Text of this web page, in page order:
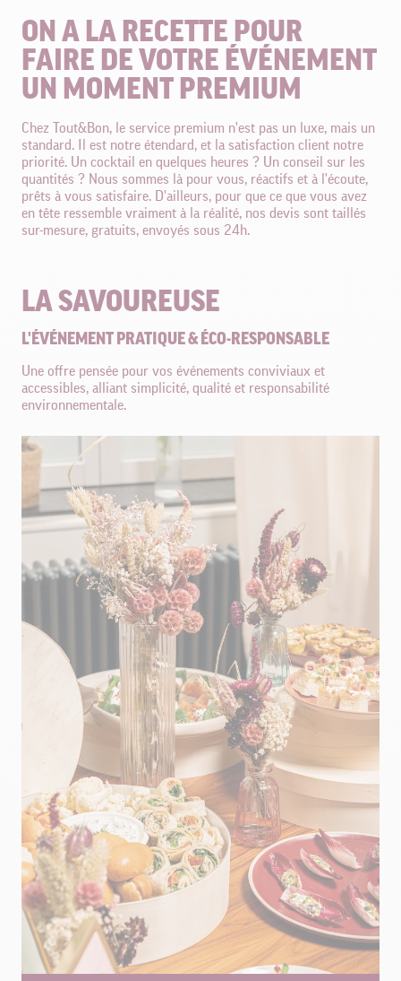
ON A LA RECETTE POUR
FAIRE DE VOTRE ÉVÉNEMENT
UN MOMENT PREMIUM
Chez Tout&Bon, le service premium n'est pas un luxe, mais un
standard. Il est notre étendard, et la satisfaction client notre
priorité. Un cocktail en quelques heures ? Un conseil sur les
quantités ? Nous sommes là pour vous, réactifs et à l'écoute,
prêts à vous satisfaire. D'ailleurs, pour que ce que vous avez
en tête ressemble vraiment à la réalité, nos devis sont taillés
sur-mesure, gratuits, envoyés sous 24h.
LA SAVOUREUSE
L'ÉVÉNEMENT PRATIQUE & ÉCO-RESPONSABLE
Une offre pensée pour vos événements conviviaux et
accessibles, alliant simplicité, qualité et responsabilité
environnementale.